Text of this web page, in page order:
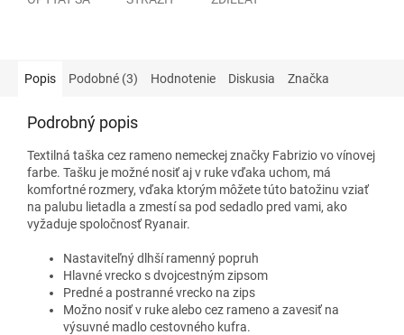
Popis Podobné (3) Hodnotenie Diskusia Značka
Podrobný popis
Textilná taška cez rameno nemeckej značky Fabrizio vo vínovej
farbe. Tašku je možné nosiť aj v ruke vďaka uchom, má
komfortné rozmery, vďaka ktorým môžete túto batožinu vziať
na palubu lietadla a zmestí sa pod sedadlo pred vami, ako
vyžaduje spoločnosť Ryanair.
Nastaviteľný dlhší ramenný popruh
Hlavné vrecko s dvojcestným zipsom
Predné a postranné vrecko na zips
Možno nosiť v ruke alebo cez rameno a zavesiť na
výsuvné madlo cestovného kufra.